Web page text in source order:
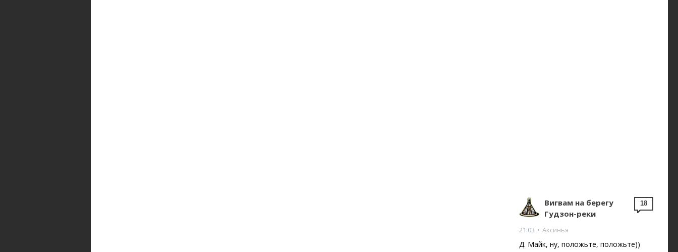
Вигвам на берегу
Гудзон-реки
21:03 • Аксинья
Д. Майк, ну, положьте, положьте))
18